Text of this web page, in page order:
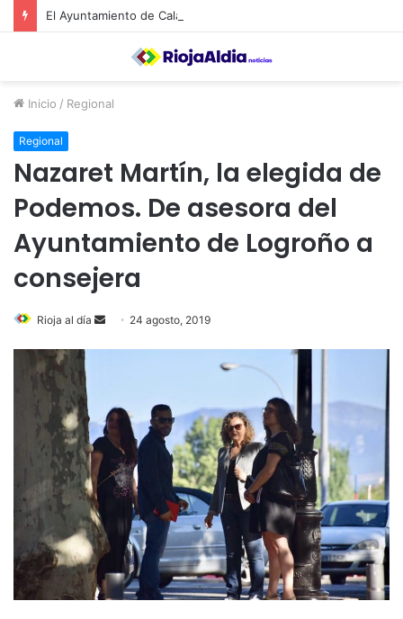
Inicio / Regional
Regional
Nazaret Martín, la elegida de
Podemos. De asesora del
Ayuntamiento de Logroño a
consejera
Rioja al día
a
n
m
l
24 agosto, 2019